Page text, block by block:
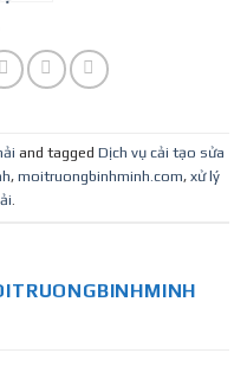
and tagged Dịch vụ cải tạo sửa
, moitruongbinhminh.com, xử lý
.